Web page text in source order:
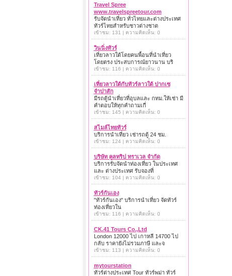
Travel Spree
www.travelspreetour.com
รับจัดนำเที่ยว ทั่วไทยและต่างประเทศ
ทัวร์ไทยสำหรับชาวต่างชาต
เข้าชม: 131 | ความคิดเห็น: 0
วินนิ่งทัวร์
เที่ยวลาวใต้โดยคนพื้อนที่นำเที่ยว
โดยตรง ประสบการณ์ยาวนาน บริ
เข้าชม: 116 | ความคิดเห็น: 0
เที่ยวลาวใต้กับทัวร์ลาวใต้ ปากเซ
จำปาสัก
มีรถตู้นำเที่ยวที่อุบลและ กทม.ให้เช่า มี
คำตอบให้ทุกคำถามเกี่
เข้าชม: 145 | ความคิดเห็น: 0
สไมล์ไทยทัวร์
บริการนำเที่ยว เช่ารถตู้ 24 ชม.
เข้าชม: 124 | ความคิดเห็น: 0
บริษัท คูลทริป ทราเวล จำกัด
บริการรับจัดนำท่องเที่ยว ในประเทศ
และ ต่างประเทศ รับจองที่
เข้าชม: 104 | ความคิดเห็น: 0
ทัวร์กันเอง
"ทัวร์กันเอง" บริการนำเที่ยว จัดทัวร์
ท่องเที่ยวใน
เข้าชม: 116 | ความคิดเห็น: 0
CK.41 Tours Co.,Ltd
London 12000 ไป เกาหลี 14700 ไป
กลับ ราคายังไม่รวมภาษี และจ
เข้าชม: 113 | ความคิดเห็น: 0
mytourstation
ทัวร์ต่างประเทศ Tour ทัวร์พม่า ทัวร์